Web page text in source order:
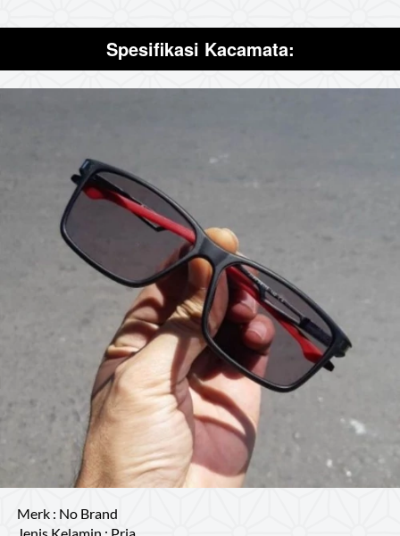
Spesifikasi Kacamata:
Merk : No Brand